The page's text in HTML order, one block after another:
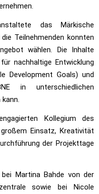
das Märkische
Teilnehmenden konnten
wählen. Die Inhalte
nachhaltige Entwicklung
Development Goals) und
in unterschiedlichen
Kollegium des
Einsatz, Kreativität
der Projekttage
Martina Bahde von der
sowie bei Nicole